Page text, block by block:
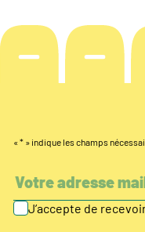
« * » indique les champs
J’accepte de